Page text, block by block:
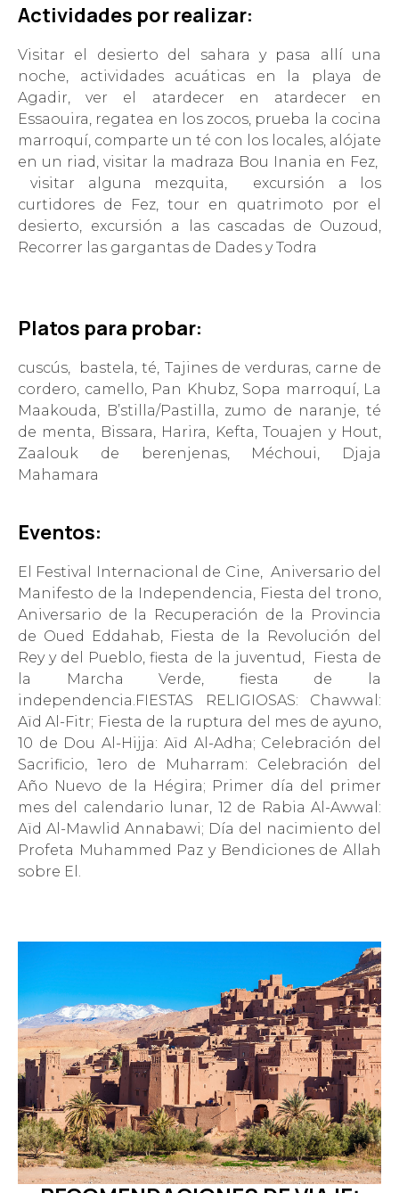
Actividades por realizar:
Visitar el desierto del sahara y pasa allí una
noche, actividades acuáticas en la playa de
Agadir, ver el atardecer en atardecer en
Essaouira, regatea en los zocos, prueba la cocina
marroquí, comparte un té con los locales, alójate
en un riad, visitar la madraza Bou Inania en Fez,
visitar alguna mezquita, excursión a los
curtidores de Fez, tour en quatrimoto por el
desierto, excursión a las cascadas de Ouzoud,
Recorrer las gargantas de Dades y Todra
Platos para probar:
cuscús, bastela, té, Tajines de verduras, carne de
cordero, camello, Pan Khubz, Sopa marroquí, La
Maakouda, B’stilla/Pastilla, zumo de naranje, té
de menta, Bissara, Harira, Kefta, Touajen y Hout,
Zaalouk de berenjenas, Méchoui, Djaja
Mahamara
Eventos:
El Festival Internacional de Cine, Aniversario del
Manifesto de la Independencia, Fiesta del trono,
Aniversario de la Recuperación de la Provincia
de Oued Eddahab, Fiesta de la Revolución del
Rey y del Pueblo, fiesta de la juventud, Fiesta de
la Marcha Verde, fiesta de la
independencia.FIESTAS RELIGIOSAS: Chawwal:
Aïd Al-Fitr; Fiesta de la ruptura del mes de ayuno,
10 de Dou Al-Hijja: Aïd Al-Adha; Celebración del
Sacrificio, 1ero de Muharram: Celebración del
Año Nuevo de la Hégira; Primer día del primer
mes del calendario lunar, 12 de Rabia Al-Awwal:
Aïd Al-Mawlid Annabawi; Día del nacimiento del
Profeta Muhammed Paz y Bendiciones de Allah
sobre El.